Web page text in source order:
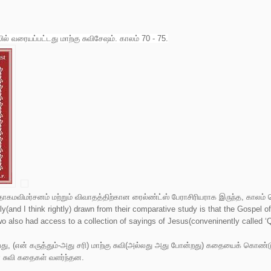
வரையப்பட்டது மாற்கு சுவிசேஷம். காலம் 70 - 75.
மற்றும் விவாதத்திற்கான ரைல்ண்ட்ஸ் பேராசிரியராக இருந்த, காலம்
I think rightly) drawn from their comparative study is that the Gospel
also had access to a collection of sayings of Jesus(conveninently called
(என் கருத்தும்-அது சரி) மாற்கு சுவி(அல்லது அது போன்றது) கதையைக்
சுவி கதைகள் வளர்ந்தன.